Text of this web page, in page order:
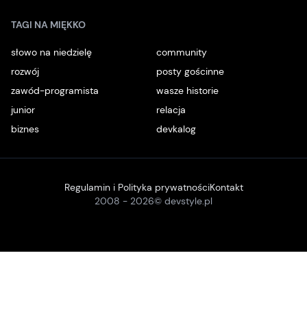
TAGI NA MIĘKKO
słowo na niedzielę
community
rozwój
posty gościnne
zawód-programista
wasze historie
junior
relacja
biznes
devkalog
2008 - 2026© devstyle.pl
Regulamin i Polityka prywatnościKontakt